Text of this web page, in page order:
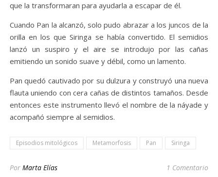
que la transformaran para ayudarla a escapar de él.
Cuando Pan la alcanzó, solo pudo abrazar a los juncos de la
orilla en los que Siringa se había convertido. El semidios
lanzó un suspiro y el aire se introdujo por las cañas
emitiendo un sonido suave y débil, como un lamento.
Pan quedó cautivado por su dulzura y construyó una nueva
flauta uniendo con cera cañas de distintos tamaños. Desde
entonces este instrumento llevó el nombre de la náyade y
acompañó siempre al semidios.
Episodios mitológicos Metamorfosis Pan Siringa
Por Marta Elías 1 Comentario